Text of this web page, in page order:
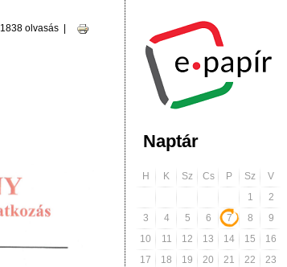
1838 olvasás |
Naptár
H K Sz Cs P Sz
V
1
2
3
4 5 6 7 8
9
10
11 12 13 14 15
16
17
18 19 20 21 22
23